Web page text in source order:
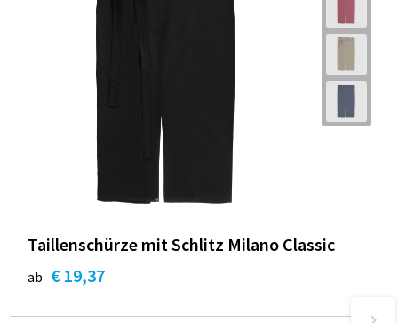
Taillenschürze mit Schlitz Milano Classic
ab € 19,37